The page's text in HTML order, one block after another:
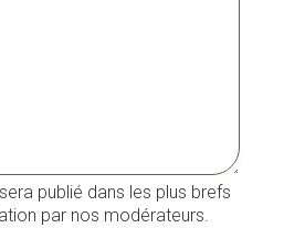
publié dans les plus brefs
par nos modérateurs.